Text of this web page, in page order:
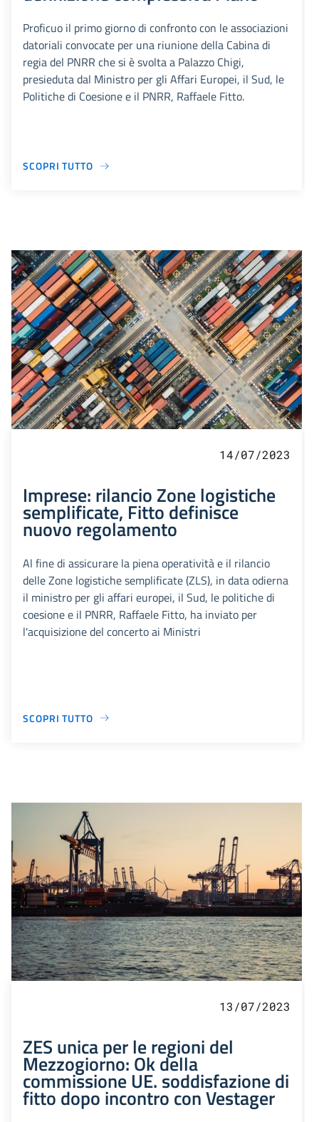
Proficuo il primo giorno di confronto con le associazioni
datoriali convocate per una riunione della Cabina di
regia del PNRR che si è svolta a Palazzo Chigi,
presieduta dal Ministro per gli Affari Europei, il Sud, le
Politiche di Coesione e il PNRR, Raffaele Fitto.
SCOPRI TUTTO
14/07/2023
Imprese: rilancio Zone logistiche
semplificate, Fitto definisce
nuovo regolamento
Al fine di assicurare la piena operatività e il rilancio
delle Zone logistiche semplificate (ZLS), in data odierna
il ministro per gli affari europei, il Sud, le politiche di
coesione e il PNRR, Raffaele Fitto, ha inviato per
l'acquisizione del concerto ai Ministri
SCOPRI TUTTO
13/07/2023
ZES unica per le regioni del
Mezzogiorno: Ok della
commissione UE. soddisfazione di
fitto dopo incontro con Vestager